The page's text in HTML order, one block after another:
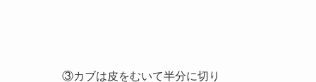
③カブは皮をむいて半分に切り